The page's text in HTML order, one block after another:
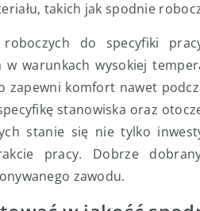
takich jak spodnie
do specyfiki
w warunkach wysokiej
komfort nawet
stanowiska oraz
stanie się nie tylko
pracy. Dobrze
zawodu.